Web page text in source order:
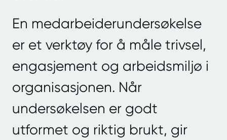
En medarbeiderundersøkelse
er et verktøy for å måle trivsel,
engasjement og arbeidsmiljø i
organisasjonen. Når
undersøkelsen er godt
utformet og riktig brukt, gir